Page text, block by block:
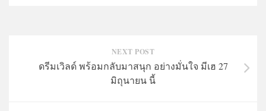
NEXT POST
ดรีมเวิลด์ พร้อมกลับมาสนุก อย่างมั่นใจ มีเฮ 27
มิถุนายน นี้